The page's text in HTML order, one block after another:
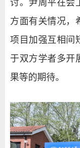
讨。尹周平在会
方面有关情况，
项目加强互相间
于双方学者多开
果等的期待。